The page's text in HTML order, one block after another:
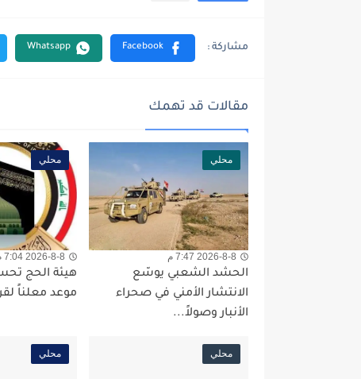
مقالات قد تهمك
محلي
2026-8-8 7:47 م
الحشد الشعبي يوسّع
الانتشار الأمني في صحراء
الأنبار وصولاً...
محلي
2026-8-8 7:04 م
هيئة الحج
موعد معلناً
محلي محلي